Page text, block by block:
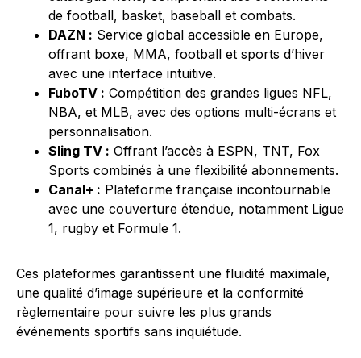
de football, basket, baseball et combats.
DAZN : Service global accessible en Europe,
offrant boxe, MMA, football et sports d’hiver
avec une interface intuitive.
FuboTV : Compétition des grandes ligues NFL,
NBA, et MLB, avec des options multi-écrans et
personnalisation.
Sling TV : Offrant l’accès à ESPN, TNT, Fox
Sports combinés à une flexibilité abonnements.
Canal+ : Plateforme française incontournable
avec une couverture étendue, notamment Ligue
1, rugby et Formule 1.
Ces plateformes garantissent une fluidité maximale,
une qualité d’image supérieure et la conformité
règlementaire pour suivre les plus grands
événements sportifs sans inquiétude.